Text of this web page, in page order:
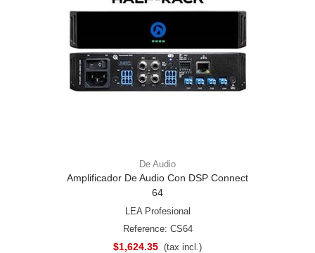
De Audio
Amplificador De Audio Con DSP Connect
64
LEA Profesional
Reference: CS64
$1,624.35 (tax incl.)